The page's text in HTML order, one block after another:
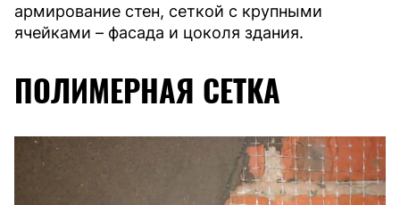
армирование стен, сеткой с крупными
ячейками – фасада и цоколя здания.
ПОЛИМЕРНАЯ СЕТКА